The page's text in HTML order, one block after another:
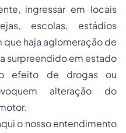
ingressar em locais
escolas, estádios
que haja aglomeração de
surpreendido em estado
efeito de drogas ou
alteração do
o nosso entendimento